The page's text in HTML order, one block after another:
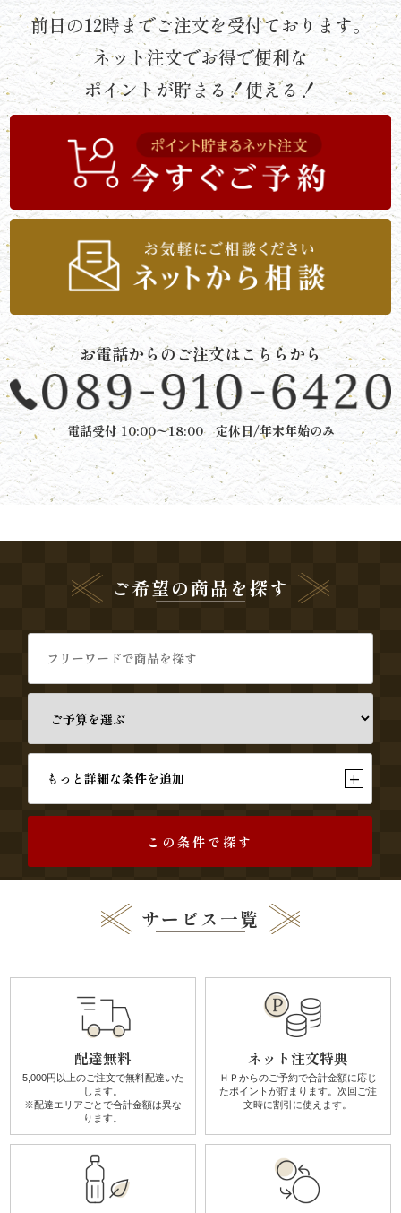
《京
懐
石》
つ
り
《肉
と
ボ
シ
ズ
《う
と
前日の12時までご注文を受付ております。
ネット注文でお得で便利な
ポイントが貯まる！使える！
お電話からのご注文はこちらから
電話受付 10:00〜18:00 定休日/年末年始のみ
ご希望の商品を探す
もっと詳細な条件を追加 +
この条件で探す
サービス一覧
配達無料
5,000円以上のご注文で無料配達いた
します。
※配達エリアごとで合計金額は異な
ります。
ネット注文特典
ＨＰからのご予約で合計金額に応じ
たポイントが貯まります。 次回ご注
文時に割引に使えます。